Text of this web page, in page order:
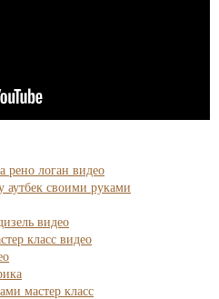
рено логан видео
аутбек своими руками
видео
класс видео
мастер класс